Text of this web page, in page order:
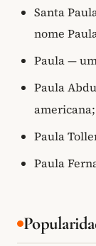
Santa
nome
Paula —
Paula
americana;
Paula
Paula